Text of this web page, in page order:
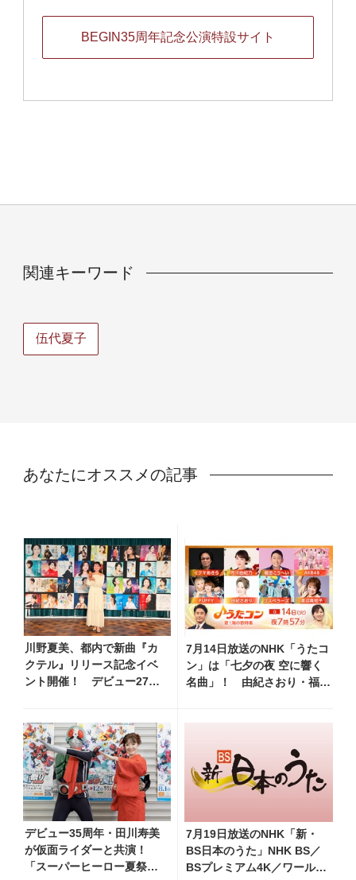
BEGIN35周年記念公演特設サイト
関連キーワード
伍代夏子
あなたにオススメの記事
川野夏美、都内で新曲『カ
クテル』リリース記念イベ
ント開催！ デビュー27年
7月14日放送のNHK「うたコ
ン」は「七夕の夜 空に響く
名曲」！ 由紀さおり・福田
デビュー35周年・田川寿美
が仮面ライダーと共演！
「スーパーヒーロー夏祭り
7月19日放送のNHK「新・
BS日本のうた」NHK BS／
BSプレミアム4K／ワール